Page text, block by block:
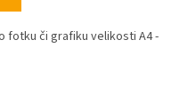
fotku či grafiku velikosti A4 -